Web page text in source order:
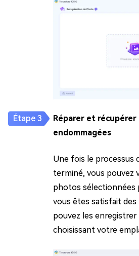
Réparer et
endommagées
Une fois le processus
terminé, vous pouvez
photos sélectionnées
vous êtes satisfait
pouvez les
choisissant votre